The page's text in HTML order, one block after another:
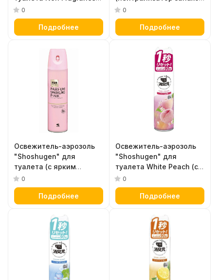
(без ароматических
отдушек) 280 мл
0
Подробнее
без ароматических
отдушек) 450 мл
0
Подробнее
Освежитель-аэрозоль
"Shoshugen" для
туалета (с ярким
ароматом Parfum
Sparkling Pink) 280 мл
0
Подробнее
Освежитель-аэрозоль
"Shoshugen" для
туалета White Peach (с
сочным ароматом
белых персиков) 280 мл
0
Подробнее